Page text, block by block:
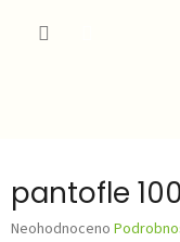
pantofle
Průměrné
Neohodnoceno